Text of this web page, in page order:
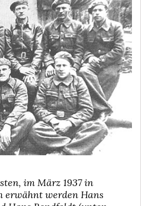
im März 1937 in
erwähnt werden Hans